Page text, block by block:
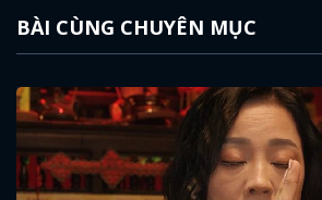
BÀI CÙNG CHUYÊN MỤC